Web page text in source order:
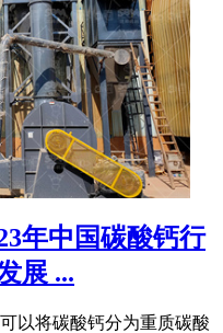
年中国碳酸钙行
展 ...
以将碳酸钙分为重质碳酸